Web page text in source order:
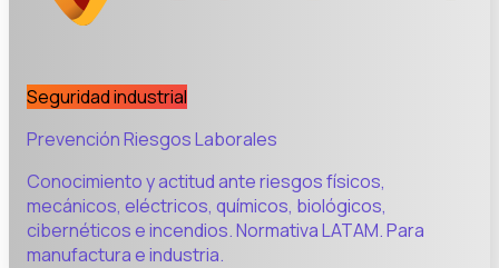
Seguridad industrial
Prevención Riesgos Laborales
Conocimiento y actitud ante riesgos físicos,
mecánicos, eléctricos, químicos, biológicos,
cibernéticos e incendios. Normativa LATAM. Para
manufactura e industria.